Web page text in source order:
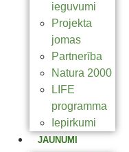
ieguvumi
Projekta
jomas
Partnerība
Natura 2000
LIFE
programma
Iepirkumi
JAUNUMI